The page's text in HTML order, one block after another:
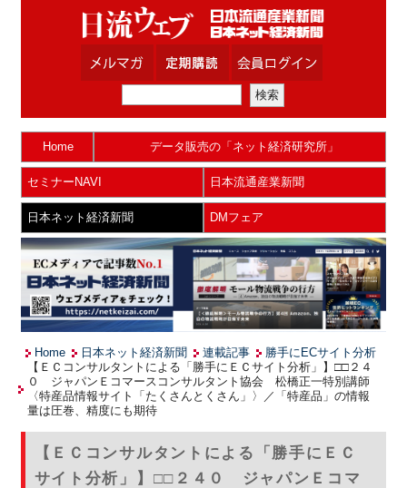
Home データ販売の「ネット経済研究所」
セミナーNAVI 日本流通産業新聞
日本ネット経済新聞 DMフェア
Home 日本ネット経済新聞 連載記事
勝手にECサイト分析
【ＥＣコンサルタントによる「勝手にＥＣサイト分析」】□□２４
０ ジャパンＥコマースコンサルタント協会 松橋正一特別講師
〈特産品情報サイト「たくさんとくさん」〉／「特産品」の情報
量は圧巻、精度にも期待
【ＥＣコンサルタントによる「勝手にＥＣ
サイト分析」】□□２４０ ジャパンＥコマ